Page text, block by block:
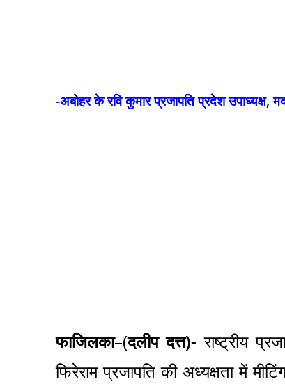
-अबोहर के रवि कुमार प्रजापति प्रदेश उपाध्यक्ष,
फाजिलका–(दलीप दत्त)- राष्ट्रीय
फिरेराम प्रजापति की अध्यक्षता में